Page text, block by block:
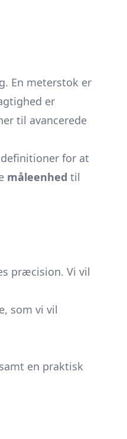
En meterstok er
er
til avancerede
for at
måleenhed til
præcision. Vi vil
som vi vil
en praktisk